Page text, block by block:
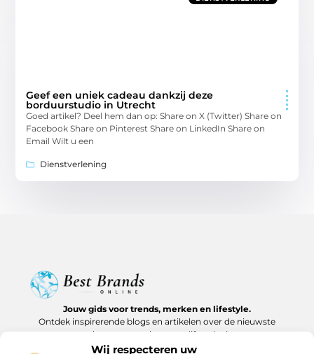
Wij respecteren uw
Geef een uniek cadeau dankzij deze
borduurstudio in Utrecht
Goed artikel? Deel hem dan op: Share on X (Twitter) Share on
Facebook Share on Pinterest Share on LinkedIn Share on
Email Wilt u een
Dienstverlening
Jouw gids voor trends, merken en lifestyle.
Ontdek inspirerende blogs en artikelen over de nieuwste
producten, must-haves en lifestyle tips.